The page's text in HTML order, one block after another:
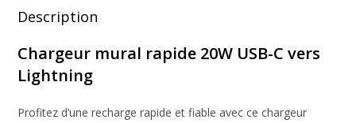
Description
Chargeur mural rapide 20W USB-C vers
Lightning
Profitez d’une recharge rapide et fiable avec ce chargeur